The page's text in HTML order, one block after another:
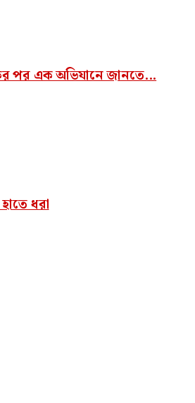
পর এক অভিযানে জানতে...
ধরা